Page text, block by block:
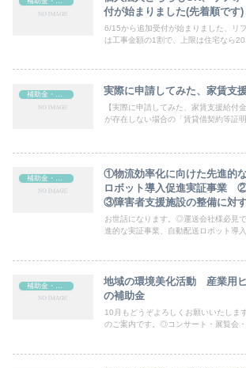
付が始まりました(先着順です)
6/15から追加受付が始まりました、リ
は工事金額の1割で、上限は住宅なら
実際に申請してみた、家賃支
【実際に申請してみた、家賃支援給付
が存在しない場合の「賃貸借契約等証明
①物流効率化に向けた先進的
ロボット導入促進実証事業
③障害者支援施設の整備に
オエコノミー産業創出支援事
お世話になります。◎運送会社様必見
進的な実証事業、自動配送ロボット導
地域の環境美化活動 産業用
の補助金
10月もどうぞよろしくお願いいたしま
のご案内です。◎コンサート・展覧会